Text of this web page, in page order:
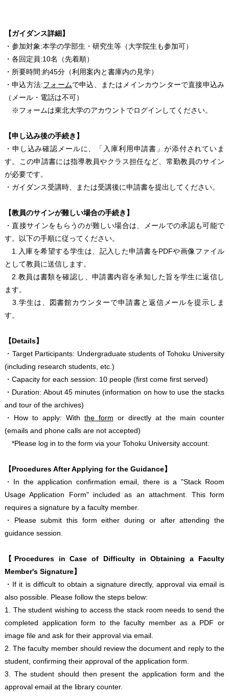
【ガイダンス詳細】
・参加対象:本学の学部生・研究生等（大学院生も参加可）
・各回定員:10名（先着順）
・所要時間:約45分（利用案内と書庫内の見学）
・申込方法:フォームで申込、またはメインカウンターで直接申込み
（メール・電話は不可）
※フォームは東北大学のアカウントでログインしてください。
【申し込み後の手続き】
・申し込み確認メールに、「入庫利用申請書」が添付されていま
す。この申請書には指導教員やクラス担任など、常勤教員のサイン
が必要です。
・ガイダンス受講時、または受講後に申請書を提出してください。
【教員のサインが難しい場合の手続き】
・直接サインをもらうのが難しい場合は、メールでの承認も可能で
す。以下の手順に従ってください。
1.入庫を希望する学生は、記入した申請書をPDFや画像ファイル
として教員に送信します。
2.教員は書類を確認し、申請書内容を承知した旨を学生に返信し
ます。
3.学生は、図書館カウンターで申請書と返信メールを提示しま
す。
【Details】
・Target Participants: Undergraduate students of Tohoku University
(including research students, etc.)
・Capacity for each session: 10 people (first come first served)
・Duration: About 45 minutes (information on how to use the stacks
and tour of the archives)
・How to apply: With the form or directly at the main counter
(emails and phone calls are not accepted)
*Please log in to the form via your Tohoku University account.
【Procedures After Applying for the Guidance】
・In the application confirmation email, there is a "Stack Room
Usage Application Form" included as an attachment. This form
requires a signature by a faculty member.
・Please submit this form either during or after attending the
guidance session.
【Procedures in Case of Difficulty in Obtaining a Faculty
Member's Signature】
・If it is difficult to obtain a signature directly, approval via email is
also possible. Please follow the steps below:
1. The student wishing to access the stack room needs to send the
completed application form to the faculty member as a PDF or
image file and ask for their approval via email.
2. The faculty member should review the document and reply to the
student, confirming their approval of the application form.
3. The student should then present the application form and the
approval email at the library counter.